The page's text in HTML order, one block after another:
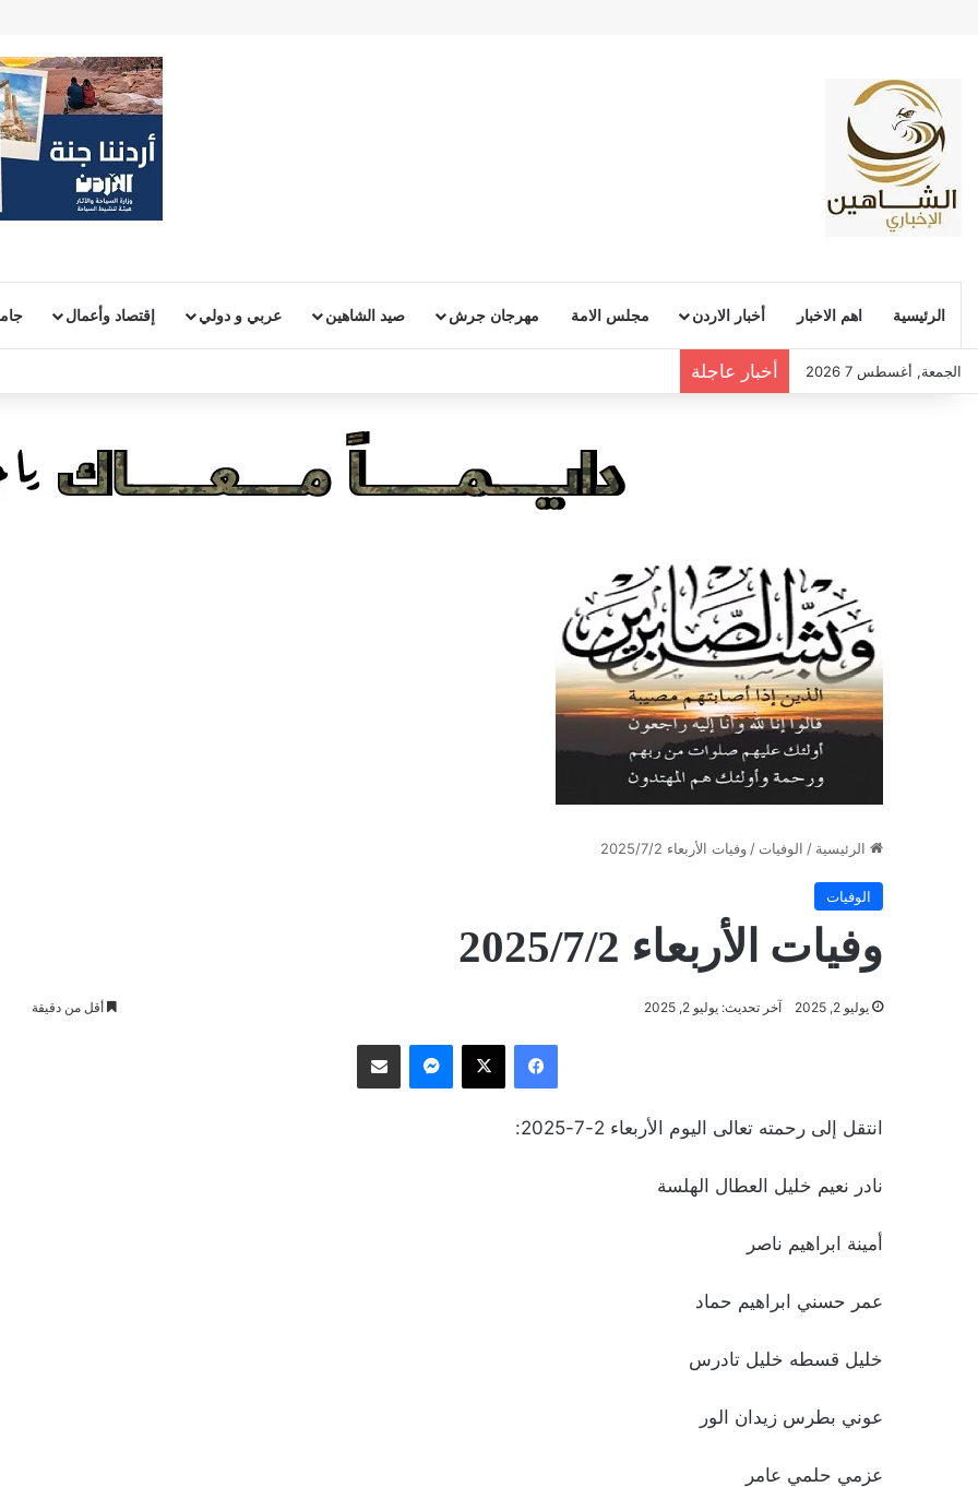
الرئيسية اهم الاخبار أخبار الاردن مجلس الامة مهرجان جرش صيد الشاهين عربي و دولي إقتصاد وأعمال
الجمعة, أغسطس 7 2026 أخبار عاجلة
الرئيسية / الوفيات / وفيات الأربعاء 2025/7/2
الوفيات
وفيات الأربعاء 2025/7/2
يوليو 2, 2025 آخر تحديث: يوليو 2, 2025 أقل من دقيقة
فيسبوك ‫X ماسنجر مشاركة عبر البريد
انتقل إلى رحمته تعالى اليوم الأربعاء 2-7-2025:
نادر نعيم خليل العطال الهلسة
أمينة ابراهيم ناصر
عمر حسني ابراهيم حماد
خليل قسطه خليل تادرس
عوني بطرس زيدان الور
عزمي حلمي عامر